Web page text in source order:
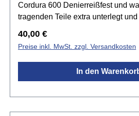
Cordura 600 Denierreißfest und
tragenden Teile extra unterlegt
mit Zarge, Reißverschlussvoll
verstellbare, fest angenähte
gefütterter Komfortgriff &
Frontgriffgroßes Noten- und
Absorbereingenähter Schutz im
Regulärer Preis:
40,00 €
Preise inkl. MwSt. zzgl. Versandkosten
In den